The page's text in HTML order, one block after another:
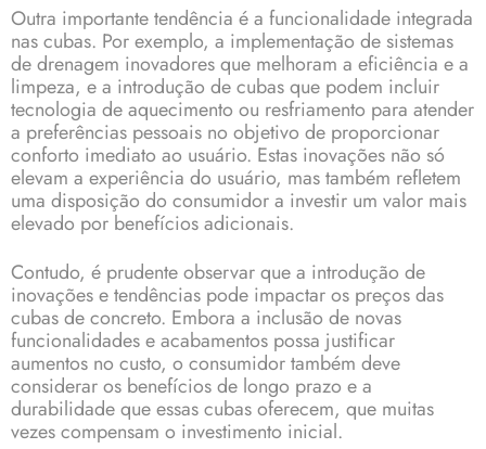
Outra importante tendência é a funcionalidade integrada
nas cubas. Por exemplo, a implementação de sistemas
de drenagem inovadores que melhoram a eficiência e a
limpeza, e a introdução de cubas que podem incluir
tecnologia de aquecimento ou resfriamento para atender
a preferências pessoais no objetivo de proporcionar
conforto imediato ao usuário. Estas inovações não só
elevam a experiência do usuário, mas também refletem
uma disposição do consumidor a investir um valor mais
elevado por benefícios adicionais.
Contudo, é prudente observar que a introdução de
inovações e tendências pode impactar os preços das
cubas de concreto. Embora a inclusão de novas
funcionalidades e acabamentos possa justificar
aumentos no custo, o consumidor também deve
considerar os benefícios de longo prazo e a
durabilidade que essas cubas oferecem, que muitas
vezes compensam o investimento inicial.